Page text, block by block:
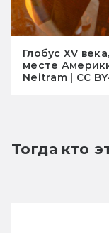
Глобус XV
месте
Neitram | CC
Тогда кто